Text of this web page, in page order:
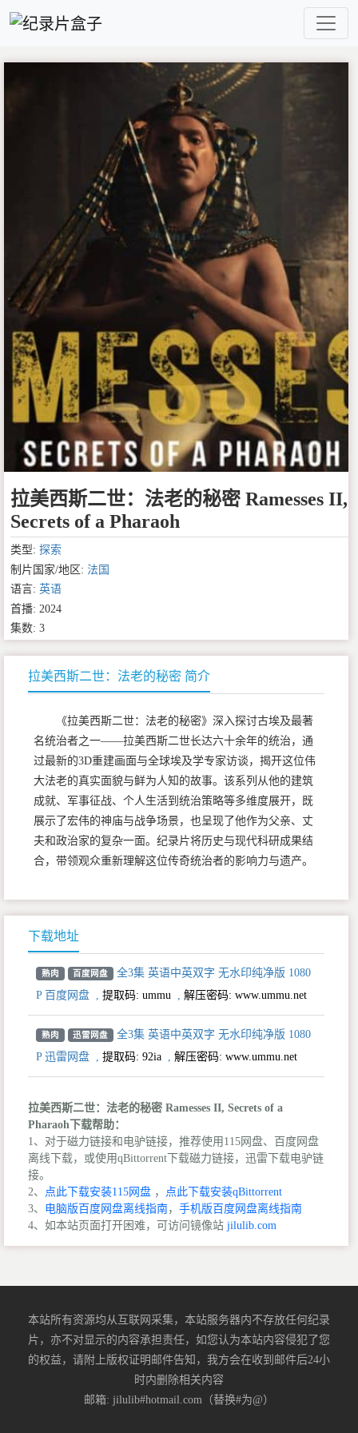
拉美西斯二世：法老的秘密 Ramesses II,
Secrets of a Pharaoh
类型: 探索
制片国家/地区: 法国
语言: 英语
首播: 2024
集数: 3
拉美西斯二世：法老的秘密 简介
《拉美西斯二世：法老的秘密》深入探讨古埃及最著
名统治者之一——拉美西斯二世长达六十余年的统治，通
过最新的3D重建画面与全球埃及学专家访谈，揭开这位伟
大法老的真实面貌与鲜为人知的故事。该系列从他的建筑
成就、军事征战、个人生活到统治策略等多维度展开，既
展示了宏伟的神庙与战争场景，也呈现了他作为父亲、丈
夫和政治家的复杂一面。纪录片将历史与现代科研成果结
合，带领观众重新理解这位传奇统治者的影响力与遗产。
下载地址
熟肉 百度网盘
全3集 英语中英双字 无水印纯净版 1080
P 百度网盘
提取码: ummu 解压密码: www.ummu.net
熟肉 迅雷网盘
全3集 英语中英双字 无水印纯净版 1080
P 迅雷网盘
提取码: 92ia 解压密码: www.ummu.net
拉美西斯二世：法老的秘密 Ramesses II, Secrets of a
Pharaoh下载帮助：
1、对于磁力链接和电驴链接，推荐使用115网盘、百度网盘
离线下载，或使用qBittorrent下载磁力链接，迅雷下载电驴链
接。
2、
点此下载安装115网盘 ，
点此下载安装qBittorrent
3、 电脑版百度网盘离线指南， 手机版百度网盘离线指南
4、如本站页面打开困难，可访问镜像站 jilulib.com
本站所有资源均从互联网采集，本站服务器内不存放任何纪录
片，亦不对显示的内容承担责任，如您认为本站内容侵犯了您
的权益，请附上版权证明邮件告知，我方会在收到邮件后24小
时内删除相关内容
邮箱: jilulib#hotmail.com（替换#为@）